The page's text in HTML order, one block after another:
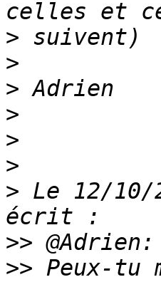
>
>
>
>
>
>
> Le 12/
>>
>> Peux-tu